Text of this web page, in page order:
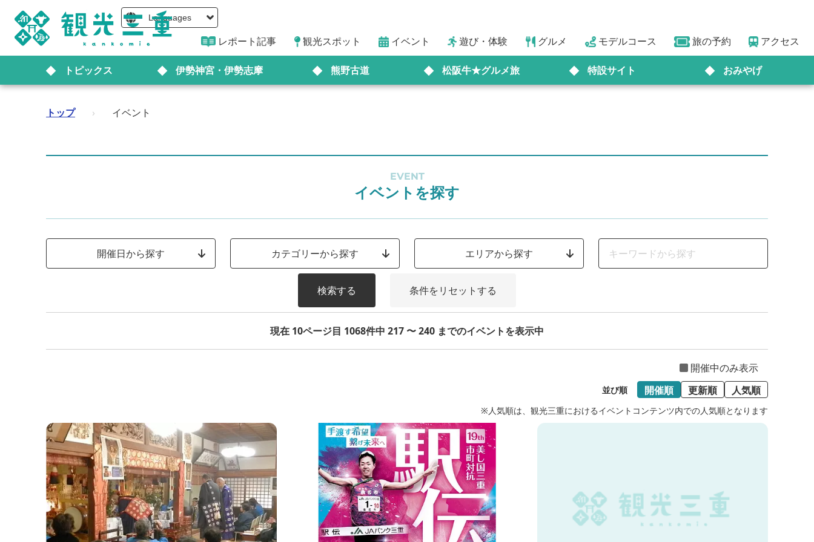
Languages
レポート記事 観光スポット イベント 遊び・体験 グルメ モデルコース 旅の予約 アクセス
トピックス 伊勢神宮・伊勢志摩 熊野古道 松阪牛★グルメ旅 特設サイト おみやげ
トップ › イベント
EVENT
イベントを探す
開催日から探す カテゴリーから探す エリアから探す
検索する 条件をリセットする
現在 10ページ目 1068件中 217 〜 240 までのイベントを表示中
開催中のみ表示
並び順 開催順 更新順 人気順
※人気順は、観光三重におけるイベントコンテンツ内での人気順となります